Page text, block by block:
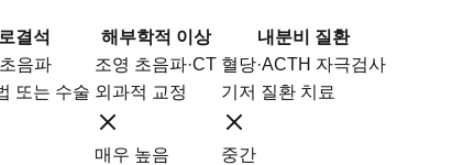
결석 해부학적 이상
내분비 질환
음파 조영 초음파·CT 혈당·ACTH 자극검사
또는 수술 외과적 교정
기저 질환 치료
매우 높음 중간